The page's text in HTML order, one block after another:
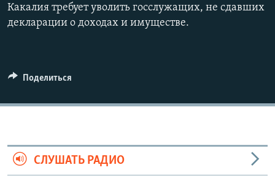
Какалия требует уволить госслужащих, не сдавших
декларации о доходах и имуществе.
Поделиться
СЛУШАТЬ РАДИО